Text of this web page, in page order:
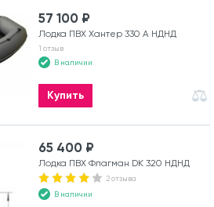
57 100 ₽
Лодка ПВХ Хантер 330 А НДНД
1 отзыв
В наличии
Купить
65 400 ₽
Лодка ПВХ Флагман DK 320 НДНД
2 отзыва
В наличии